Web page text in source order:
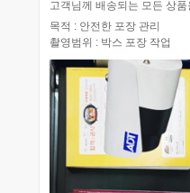
고객님께 배송되는 모든 상
목적 : 안전한 포장 관리
촬영범위 : 박스 포장 작업